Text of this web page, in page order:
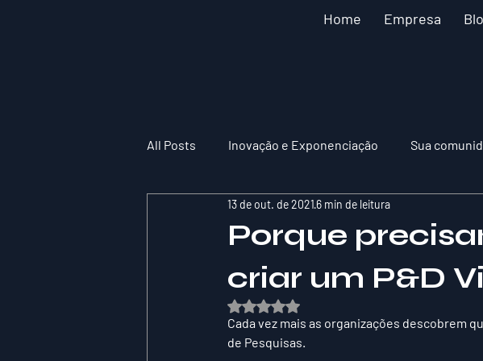
Home Empresa
All Posts Inovação e Exponenciação Sua
Porque
criar um P&D
13 de out. de 2021 6 min de leitura
Avaliado com NaN de 5 estrelas.
Cada vez mais as organizações descobrem
de Pesquisas.